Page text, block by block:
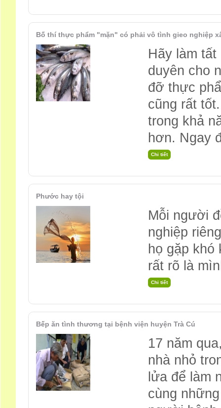
Bố thí thực phẩm "mặn" có phải vô tình gieo nghiệp
Hãy làm
duyên cho
đỡ thực
cũng rất
trong khả
hơn. Ngay
Phước hay tội
Mỗi người
nghiệp
họ gặp
rất rõ là
Bếp ăn tình thương tại bệnh viện huyện Trà Cú
17 năm
nhà nhỏ
lửa để làm
cùng